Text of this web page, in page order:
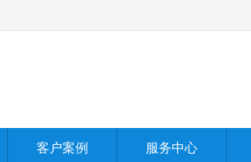
客户案例 服务中心